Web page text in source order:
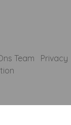
Team
Privacy